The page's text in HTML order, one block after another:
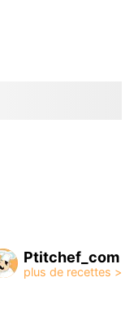
Ptitchef_com